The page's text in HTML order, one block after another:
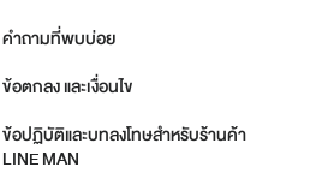
คำถามที่พบบ่อย
ข้อตกลง และเงื่อนไข
ข้อปฏิบัติและบทลงโทษสำหรับร้านค้า
LINE MAN